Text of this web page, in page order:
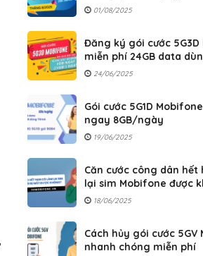
01/08/2025
Đăng ký gói cước 5G3D
miễn phí 24GB data
24/06/2025
Gói cước 5G1D
ngay 8GB/ngày
19/06/2025
Căn cước công dân hết
lại sim Mobifone được
18/06/2025
Cách hủy gói cước 5GV
nhanh chóng miễn phí